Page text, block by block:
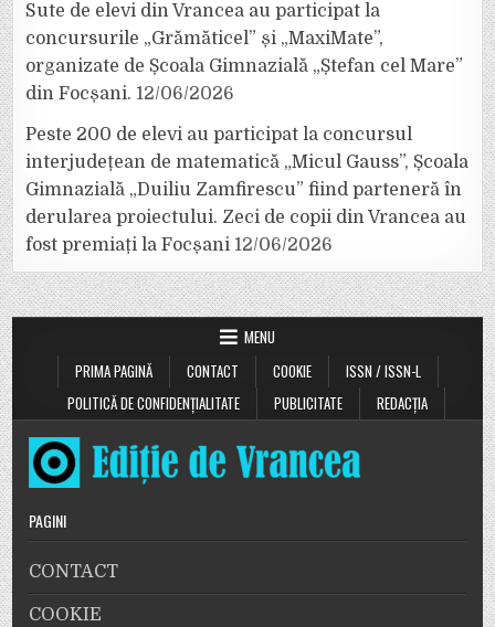
Sute de elevi din Vrancea au participat la
concursurile „Grămăticel” și „MaxiMate”,
organizate de Școala Gimnazială „Ștefan cel Mare”
din Focșani. 12/06/2026
Peste 200 de elevi au participat la concursul
interjudețean de matematică „Micul Gauss”, Școala
Gimnazială „Duiliu Zamfirescu” fiind parteneră în
derularea proiectului. Zeci de copii din Vrancea au
fost premiați la Focșani 12/06/2026
MENU
PRIMA PAGINĂ
CONTACT COOKIE
ISSN / ISSN-L
POLITICĂ DE CONFIDENȚIALITATE
PUBLICITATE REDACȚIA
PAGINI
CONTACT
COOKIE